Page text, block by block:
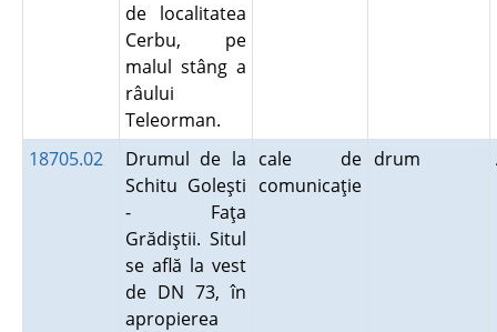
de localitatea
Cerbu, pe
malul stâng a
râului
Teleorman.
18705.02
Drumul de la
Schitu Goleşti
- Faţa
Grădiştii. Situl
se află la vest
de DN 73, în
apropierea
cale de
comunicaţie
drum